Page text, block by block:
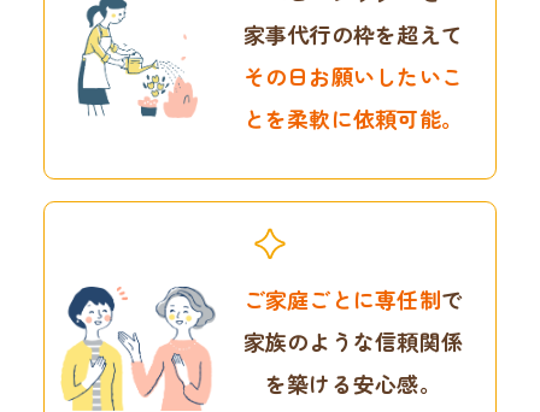
家事代行の枠を超えて
その日お願いしたいこ
とを柔軟に依頼可能。
ご家庭ごとに専任制で
家族のような信頼関係
を築ける安心感。